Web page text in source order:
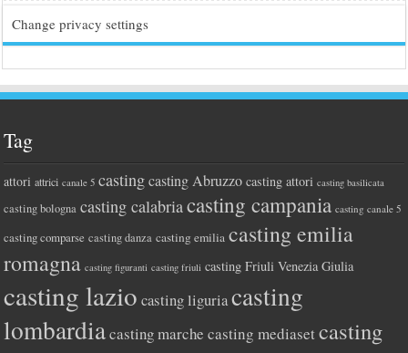
Change privacy settings
Tag
attori attrici canale 5 casting casting Abruzzo casting attori casting basilicata
casting bologna casting calabriacasting campania casting canale 5
casting comparse casting danza casting emilia casting emilia
romagna casting figuranti casting friuli casting Friuli Venezia Giulia
casting lazio casting liguriacasting
lombardiacasting marche casting mediasetcasting